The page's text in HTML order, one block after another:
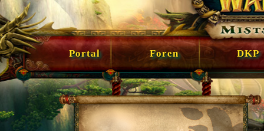
Portal Foren DKP